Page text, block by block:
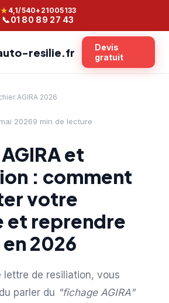
★ 4,1/540+ 21005133
📞01 80 89 27 43
resilie.fr
Devis
gratuit
AGIRA 2026
20269 min de lecture
et
: comment
votre
et reprendre
2026
lettre de resiliation, vous
parler du "fichage AGIRA"